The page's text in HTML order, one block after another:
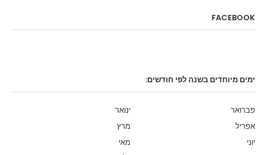
FACEBOOK
ימים מיוחדים בשנה לפי חודשים:
ינואר
פברואר
מרץ
אפריל
מאי
יוני